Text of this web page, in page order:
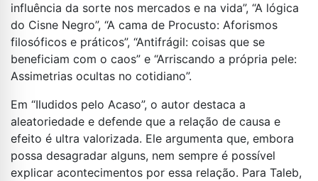
influência da sorte nos mercados e na vida”, “A lógica
do Cisne Negro”, “A cama de Procusto: Aforismos
filosóficos e práticos”, “Antifrágil: coisas que se
beneficiam com o caos” e “Arriscando a própria pele:
Assimetrias ocultas no cotidiano”.
Em “Iludidos pelo Acaso”, o autor destaca a
aleatoriedade e defende que a relação de causa e
efeito é ultra valorizada. Ele argumenta que, embora
possa desagradar alguns, nem sempre é possível
explicar acontecimentos por essa relação. Para Taleb,